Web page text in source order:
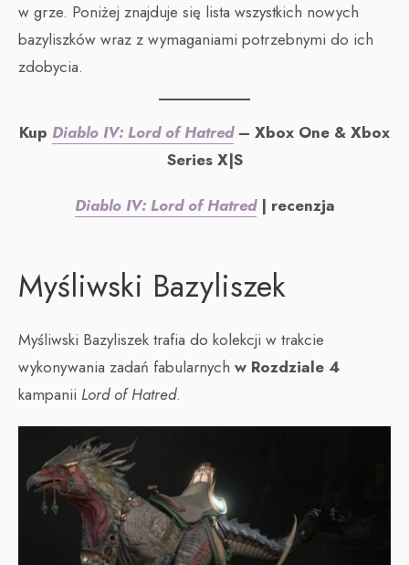
w grze. Poniżej znajduje się lista wszystkich nowych
bazyliszków wraz z wymaganiami potrzebnymi do ich
zdobycia.
Kup Diablo IV: Lord of Hatred– Xbox One & Xbox
Series X|S
Diablo IV: Lord of Hatred| recenzja
Myśliwski Bazyliszek
Myśliwski Bazyliszek trafia do kolekcji w trakcie
wykonywania zadań fabularnych w Rozdziale 4
kampanii Lord of Hatred.